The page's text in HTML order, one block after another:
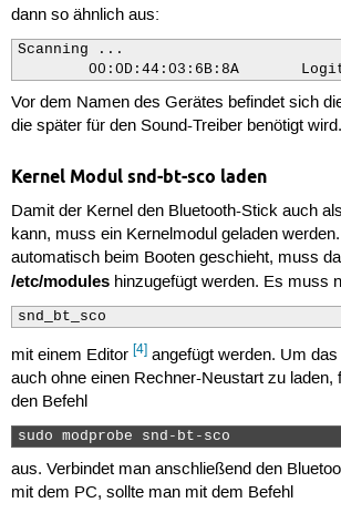
dann so ähnlich aus:
Scanning ...
00:0D:44:03:6B:8A
Vor dem Namen des Gerätes befindet sich
die später für den Sound-Treiber benötigt wird.
Kernel Modul snd-bt-sco laden
Damit der Kernel den Bluetooth-Stick auch
kann, muss ein Kernelmodul geladen
automatisch beim Booten geschieht, muss
/etc/moduleshinzugefügt werden. Es muss
snd_bt_sco
mit einem Editor [4]angefügt werden. Um
auch ohne einen Rechner-Neustart zu laden,
den Befehl
sudo modprobe snd-bt-sco
aus. Verbindet man anschließend den
mit dem PC, sollte man mit dem Befehl